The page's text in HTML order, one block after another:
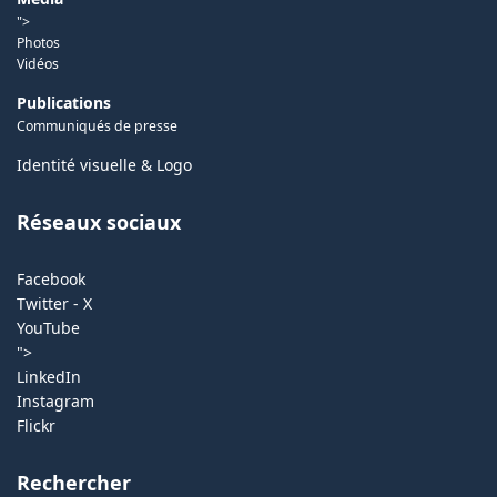
">
Photos
Vidéos
Publications
Communiqués de presse
Identité visuelle & Logo
Réseaux sociaux
Facebook
Twitter - X
YouTube
">
LinkedIn
Instagram
Flickr
Rechercher